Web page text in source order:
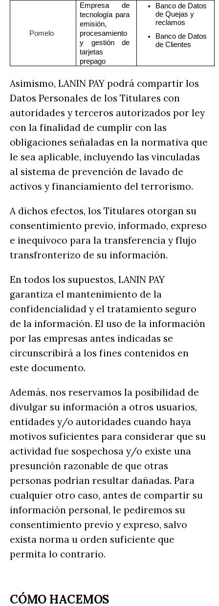
Pomelo
Empresa de
tecnología para
emisión,
procesamiento
y gestión de
tarjetas
prepago
Banco de Datos
de Quejas y
reclamos
Banco de Datos
de Clientes
Asimismo, LANIN PAY podrá compartir los
Datos Personales de los Titulares con
autoridades y terceros autorizados por ley
con la finalidad de cumplir con las
obligaciones señaladas en la normativa que
le sea aplicable, incluyendo las vinculadas
al sistema de prevención de lavado de
activos y financiamiento del terrorismo.
A dichos efectos, los Titulares otorgan su
consentimiento previo, informado, expreso
e inequívoco para la transferencia y flujo
transfronterizo de su información.
En todos los supuestos, LANIN PAY
garantiza el mantenimiento de la
confidencialidad y el tratamiento seguro
de la información. El uso de la información
por las empresas antes indicadas se
circunscribirá a los fines contenidos en
este documento.
Además, nos reservamos la posibilidad de
divulgar su información a otros usuarios,
entidades y/o autoridades cuando haya
motivos suficientes para considerar que su
actividad fue sospechosa y/o existe una
presunción razonable de que otras
personas podrían resultar dañadas. Para
cualquier otro caso, antes de compartir su
información personal, le pediremos su
consentimiento previo y expreso, salvo
exista norma u orden suficiente que
permita lo contrario.
CÓMO HACEMOS